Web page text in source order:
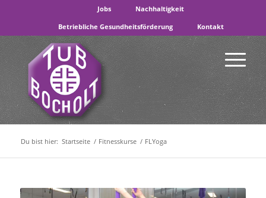
Jobs
Nachhaltigkeit
Betriebliche Gesundheitsförderung
Kontakt
Du bist hier: Startseite / Fitnesskurse / FLYoga